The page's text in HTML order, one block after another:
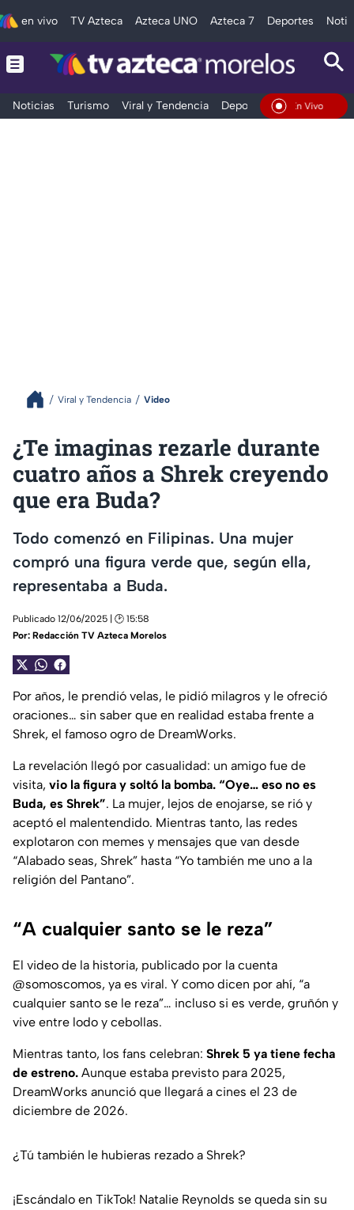
en vivo TV Azteca Azteca UNO Azteca 7 Deportes
Noticias Turismo Viral y Tendencia Deportes Espectáculos
En Vivo
Viral y Tendencia Video
¿Te imaginas rezarle durante
cuatro años a Shrek creyendo
que era Buda?
Todo comenzó en Filipinas. Una mujer
compró una figura verde que, según ella,
representaba a Buda.
Publicado 12/06/2025 | 🕑 15:58
Por: Redacción TV Azteca Morelos
Por años, le prendió velas, le pidió milagros y le ofreció
oraciones… sin saber que en realidad estaba frente a
Shrek, el famoso ogro de DreamWorks.
La revelación llegó por casualidad: un amigo fue de
visita, vio la figura y soltó la bomba. “Oye… eso no es
Buda, es Shrek”. La mujer, lejos de enojarse, se rió y
aceptó el malentendido. Mientras tanto, las redes
explotaron con memes y mensajes que van desde
“Alabado seas, Shrek” hasta “Yo también me uno a la
religión del Pantano”.
“A cualquier santo se le reza”
El video de la historia, publicado por la cuenta
@somoscomos, ya es viral. Y como dicen por ahí, “a
cualquier santo se le reza”… incluso si es verde, gruñón y
vive entre lodo y cebollas.
Mientras tanto, los fans celebran: Shrek 5 ya tiene fecha
de estreno. Aunque estaba previsto para 2025,
DreamWorks anunció que llegará a cines el 23 de
diciembre de 2026.
¿Tú también le hubieras rezado a Shrek?
¡Escándalo en TikTok! Natalie Reynolds se queda sin su